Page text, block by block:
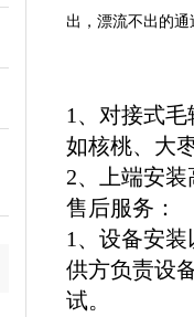
出，漂流不出的
1、对接式
如核桃、大
2、上端安
售后服务：
1、设备安
供方负责设
试。